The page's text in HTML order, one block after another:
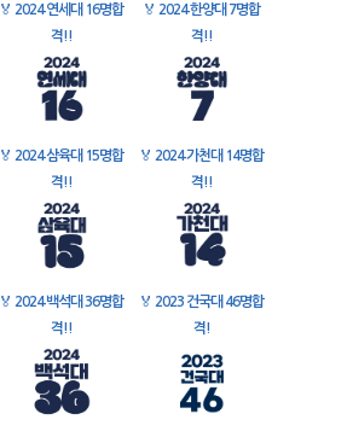
🏅 2024 연세대 16명합
격!!
🏅 2024 한양대 7명합
격!!
🏅 2024 삼육대 15명합
격!!
🏅 2024 가천대 14명합
격!!
🏅 2024 백석대 36명합
격!!
🏅 2023 건국대 46명합
격!